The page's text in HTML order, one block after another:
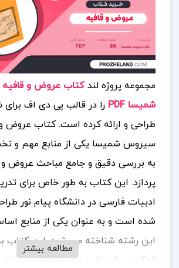
مجموعه پروژه لندکتاب عروض و
شمیسا PDF
را در قالب پی دی اف برای
طراحی و ارائه کرده است.کتاب عروض و
سیروس شمیسا یکی از منابع مهم و
به بررسی دقیق و جامع مباحث عروض
پردازد. این کتاب به طور خاص برای
ادبیات فارسی در دانشگاه پیام نور
شده است و به عنوان یکی از منابع
این رشته شناخته می‌ شود. این کتاب
کمک می‌ کند تا با مبانی و اصول
مطالعه بیشتر